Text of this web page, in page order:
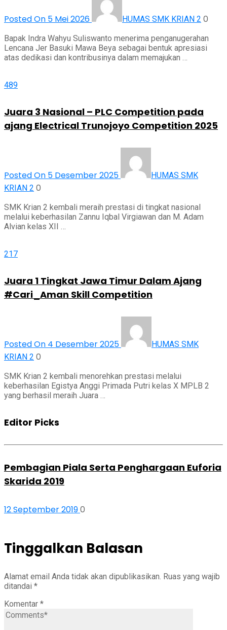
Posted On 5 Mei 2026 HUMAS SMK KRIAN 2 0
Bapak Indra Wahyu Suliswanto menerima penganugerahan
Lencana Jer Basuki Mawa Beya sebagai bentuk apresiasi
atas dedikasi dan kontribusinya dalam memajukan …
489
Juara 3 Nasional – PLC Competition pada
ajang Electrical Trunojoyo Competition 2025
Posted On 5 Desember 2025
HUMAS SMK
KRIAN 2 0
SMK Krian 2 kembali meraih prestasi di tingkat nasional
melalui keberhasilan Zannu Iqbal Virgiawan dan M. Adam
Alvian kelas XII …
217
Juara 1 Tingkat Jawa Timur Dalam Ajang
#Cari_Aman Skill Competition
Posted On 4 Desember 2025
HUMAS SMK
KRIAN 2 0
SMK Krian 2 kembali menorehkan prestasi melalui
keberhasilan Egistya Anggi Primada Putri kelas X MPLB 2
yang berhasil meraih Juara …
Editor Picks
Pembagian Piala Serta Penghargaan Euforia
Skarida 2019
12 September 20190
Tinggalkan Balasan
Alamat email Anda tidak akan dipublikasikan. Ruas yang wajib
ditandai *
Komentar *